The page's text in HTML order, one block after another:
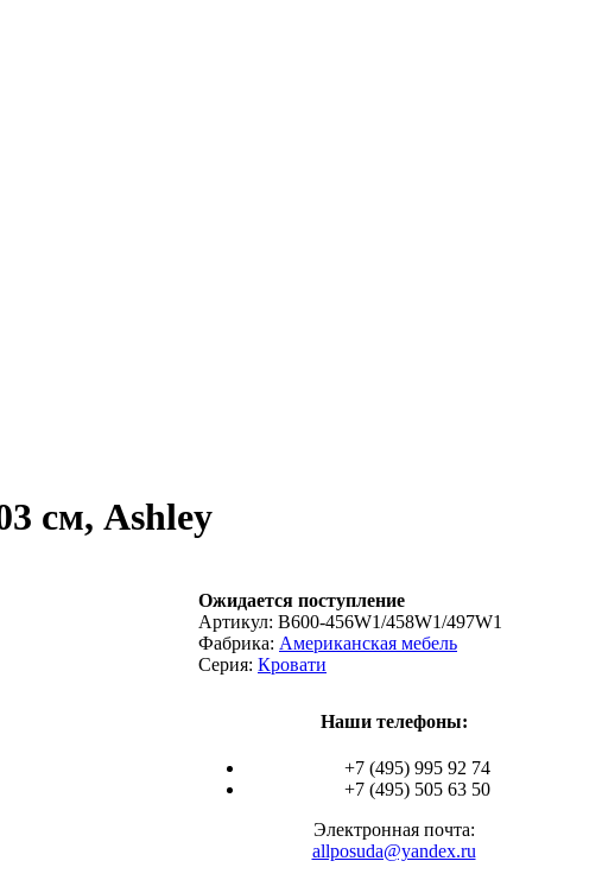
см, Ashley
Ожидается поступление
Артикул: B600-456W1/458W1/497W1
Фабрика: Американская мебель
Серия: Кровати
Наши телефоны:
+7 (495) 995 92 74
+7 (495) 505 63 50
Электронная почта:
allposuda@yandex.ru